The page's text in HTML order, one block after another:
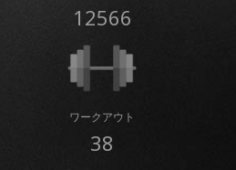
12566
ワークアウト
38